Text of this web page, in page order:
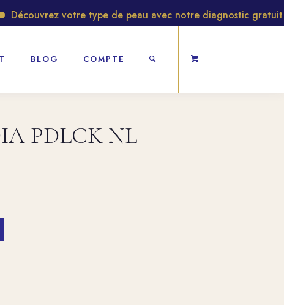
votre type de peau avec notre diagnostic gratuit
BLOG COMPTE
PDLCK NL